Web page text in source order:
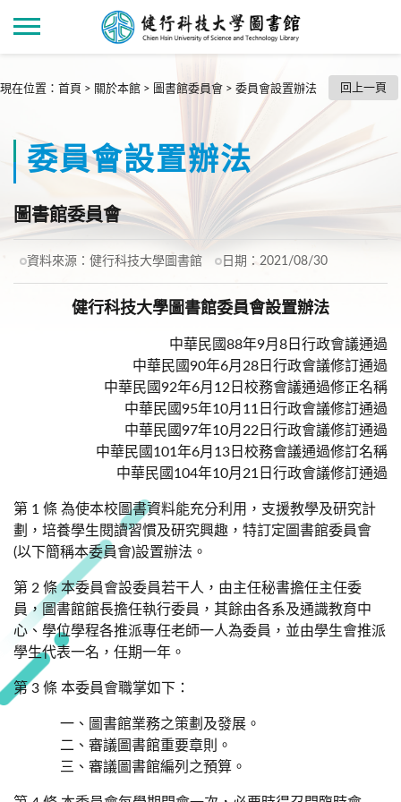
現在位置 ： 首頁 > 關於本館 > 圖書館委員會 > 委員會設置辦法 回上一頁
委員會設置辦法
圖書館委員會
資料來源： 健行科技大學圖書館 日期： 2021/08/30
健行科技大學圖書館委員會設置辦法
中華民國88年9月8日行政會議通過
中華民國90年6月28日行政會議修訂通過
中華民國92年6月12日校務會議通過修正名稱
中華民國95年10月11日行政會議修訂通過
中華民國97年10月22日行政會議修訂通過
中華民國101年6月13日校務會議通過修訂名稱
中華民國104年10月21日行政會議修訂通過
第 1 條 為使本校圖書資料能充分利用，支援教學及研究計
劃，培養學生閱讀習慣及研究興趣，特訂定圖書館委員會
(以下簡稱本委員會)設置辦法。
第 2 條 本委員會設委員若干人，由主任秘書擔任主任委
員，圖書館館長擔任執行委員，其餘由各系及通識教育中
心、學位學程各推派專任老師一人為委員，並由學生會推派
學生代表一名，任期一年。
第 3 條 本委員會職掌如下：
一、圖書館業務之策劃及發展。
二、審議圖書館重要章則。
三、審議圖書館編列之預算。